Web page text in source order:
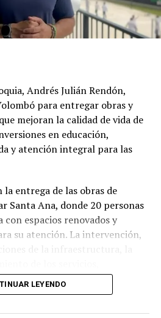
Andrés Julián Rendón,
para entregar obras y
mejoran la calidad de vida de
en educación,
y atención integral para las
entrega de las obras de
Santa Ana, donde 20 personas
espacios renovados y
su atención. La intervención,
superior a los 1.000 millones
Gobernación de Antioquia
LEYENDO